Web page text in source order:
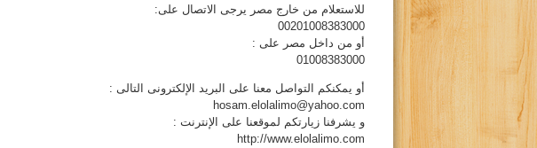
للاستعلام من خارج مصر يرجى الاتصال على:
00201008383000
أو من داخل مصر على :
01008383000
أو يمكنكم التواصل معنا على البريد الإلكترونى التالى :
hosam.elolalimo@yahoo.com
و يشرفنا زيارتكم لموقعنا على الإنترنت :
http://www.elolalimo.com